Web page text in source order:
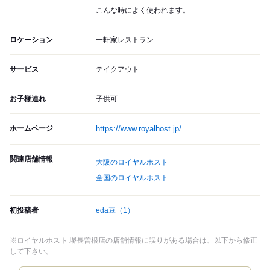
こんな時によく使われます。
ロケーション 一軒家レストラン
サービス テイクアウト
お子様連れ 子供可
ホームページ https://www.royalhost.jp/
関連店舗情報
大阪のロイヤルホスト
全国のロイヤルホスト
初投稿者 eda豆 （1）
※ロイヤルホスト 堺長曽根店の店舗情報に誤りがある場合は、以下から修正
して下さい。